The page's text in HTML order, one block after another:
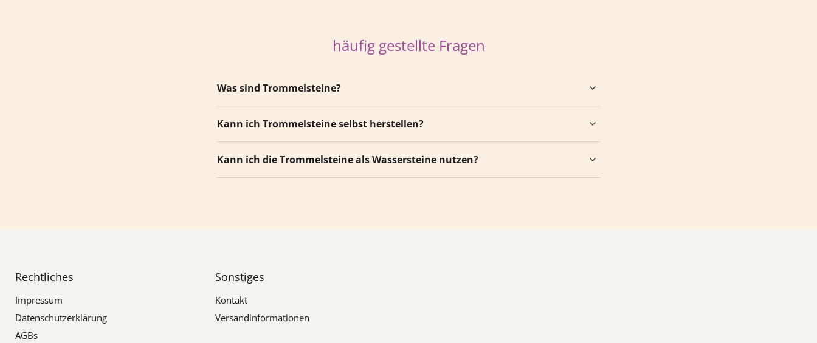
häufig gestellte Fragen
Was sind Trommelsteine?
Kann ich Trommelsteine selbst herstellen?
Kann ich die Trommelsteine als Wassersteine nutzen?
Rechtliches
Impressum
Datenschutzerklärung
AGBs
Sonstiges
Kontakt
Versandinformationen